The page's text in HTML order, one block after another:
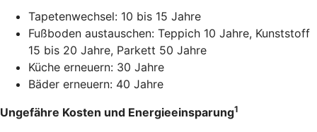
Tapetenwechsel: 10 bis 15 Jahre
Fußboden austauschen: Teppich 10 Jahre, Kunststoff
15 bis 20 Jahre, Parkett 50 Jahre
Küche erneuern: 30 Jahre
Bäder erneuern: 40 Jahre
Ungefähre Kosten und Energieeinsparung1